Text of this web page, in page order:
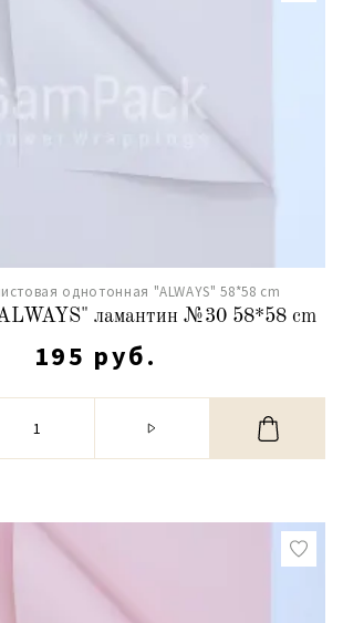
однотонная "ALWAYS" 58*58 cm
ламантин №30 58*58 cm
195 руб.